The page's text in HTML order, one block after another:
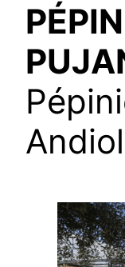
Andiol